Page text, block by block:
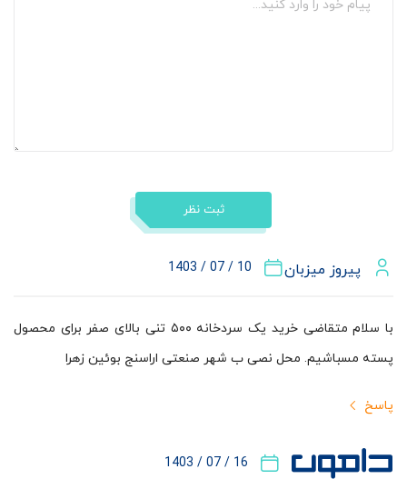
ثبت نظر
پیروز میزبان 10 / 07 / 1403
پاسخ
با سلام متقاضی خرید یک سردخانه ۵۰۰ تنی بالای صفر برای محصول
پسته مسباشیم. محل نصی ب شهر صنعتی اراسنج بوئین زهرا
16 / 07 / 1403